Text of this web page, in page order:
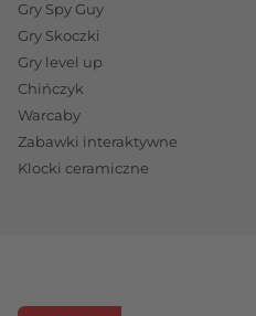
Gry Spy Guy
Gry Skoczki
Gry level up
Chińczyk
Warcaby
Zabawki interaktywne
Klocki ceramiczne